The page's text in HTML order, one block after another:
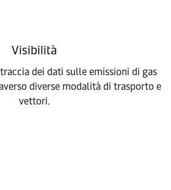
Visibilità
dei dati sulle emissioni di gas
diverse modalità di trasporto e
vettori.